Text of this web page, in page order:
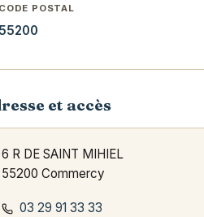
CODE POSTAL
55200
et accès
6 R DE SAINT MIHIEL
55200 Commercy
03 29 91 33 33